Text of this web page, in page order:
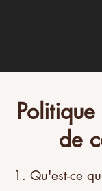
de
1. Qu'est-ce